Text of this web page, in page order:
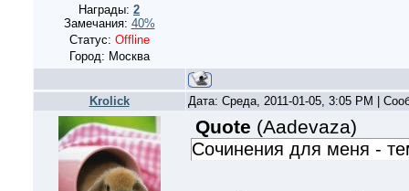
Награды: 2
Замечания: 40%
Статус: Offline
Город: Москва
Krolick Дата: Среда, 2011-01-05, 3:05 PM |
Quote (Aadevaza)
Сочинения для меня -